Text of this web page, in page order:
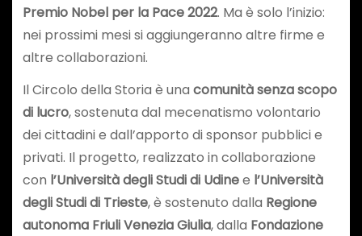
Premio Nobel per la Pace 2022. Ma è solo l’inizio:
nei prossimi mesi si aggiungeranno altre firme e
altre collaborazioni.
Il Circolo della Storia è una comunità senza scopo
di lucro, sostenuta dal mecenatismo volontario
dei cittadini e dall’apporto di sponsor pubblici e
privati. Il progetto, realizzato in collaborazione
con l’Università degli Studi di Udinee l’Università
degli Studi di Trieste, è sostenuto dalla Regione
autonoma Friuli Venezia Giulia, dalla Fondazione